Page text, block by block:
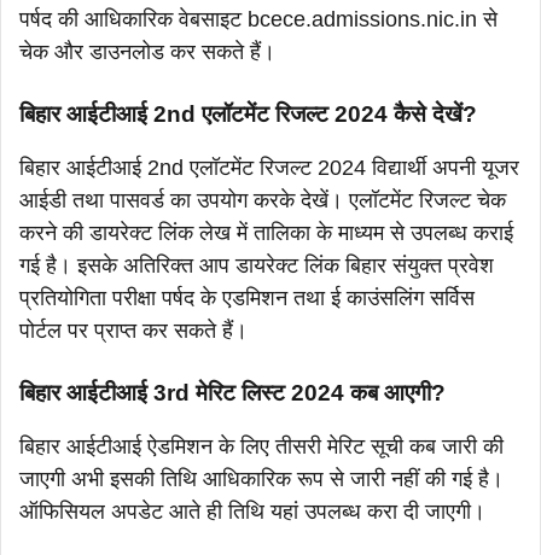
पर्षद की आधिकारिक वेबसाइट bcece.admissions.nic.in से
चेक और डाउनलोड कर सकते हैं।
बिहार आईटीआई 2nd एलॉटमेंट रिजल्ट 2024 कैसे देखें?
बिहार आईटीआई 2nd एलॉटमेंट रिजल्ट 2024 विद्यार्थी अपनी यूजर
आईडी तथा पासवर्ड का उपयोग करके देखें। एलॉटमेंट रिजल्ट चेक
करने की डायरेक्ट लिंक लेख में तालिका के माध्यम से उपलब्ध कराई
गई है। इसके अतिरिक्त आप डायरेक्ट लिंक बिहार संयुक्त प्रवेश
प्रतियोगिता परीक्षा पर्षद के एडमिशन तथा ई काउंसलिंग सर्विस
पोर्टल पर प्राप्त कर सकते हैं।
बिहार आईटीआई 3rd मेरिट लिस्ट 2024 कब आएगी?
बिहार आईटीआई ऐडमिशन के लिए तीसरी मेरिट सूची कब जारी की
जाएगी अभी इसकी तिथि आधिकारिक रूप से जारी नहीं की गई है।
ऑफिसियल अपडेट आते ही तिथि यहां उपलब्ध करा दी जाएगी।